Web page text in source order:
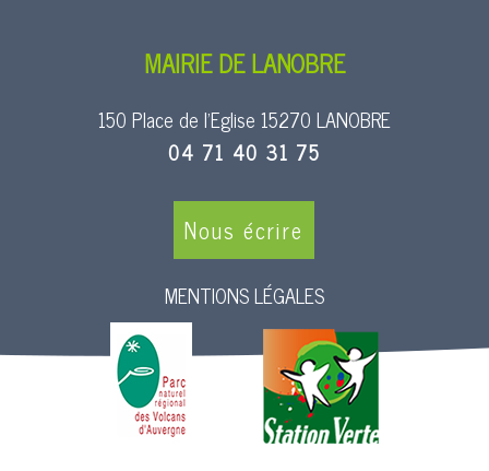
MAIRIE DE LANOBRE
150 Place de l’Eglise 15270 LANOBRE
04 71 40 31 75
Nous écrire
MENTIONS LÉGALES